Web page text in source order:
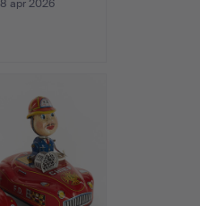
apr 2026